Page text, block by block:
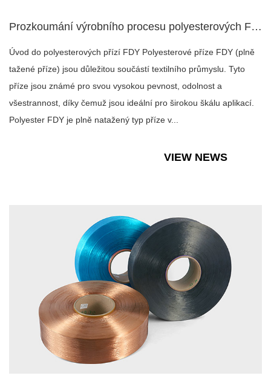
Prozkoumání výrobního procesu polyesterových FDY přízí
Úvod do polyesterových přízí FDY Polyesterové příze FDY (plně
tažené příze) jsou důležitou součástí textilního průmyslu. Tyto
příze jsou známé pro svou vysokou pevnost, odolnost a
všestrannost, díky čemuž jsou ideální pro širokou škálu aplikací.
Polyester FDY je plně natažený typ příze v...
VIEW NEWS